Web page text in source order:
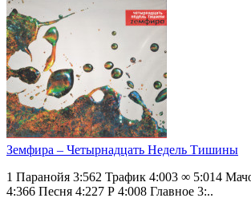
Земфира ‎– Четырнадцать Недель Тишины
1 Паранойя 3:562 Трафик 4:003 ∞ 5:014
4:366 Песня 4:227 Р 4:008 Главное 3:..